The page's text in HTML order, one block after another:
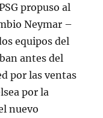
propuso al
Neymar –
equipos del
antes del
por las ventas
por la
nuevo